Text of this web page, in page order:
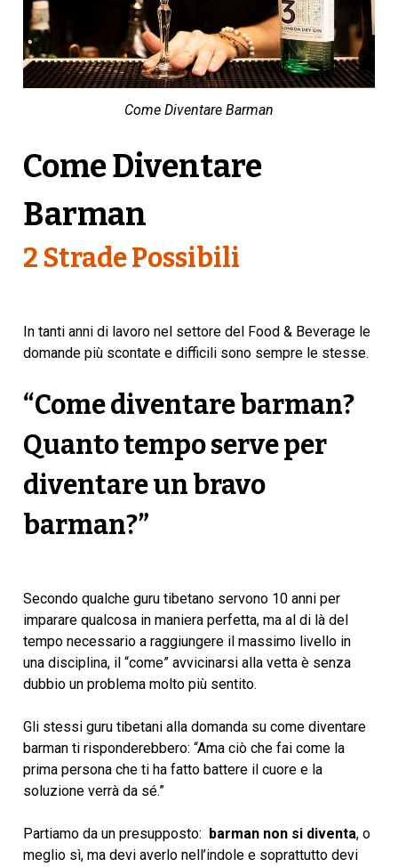
Come Diventare Barman
Come Diventare
Barman
2 Strade Possibili
In tanti anni di lavoro nel settore del Food & Beverage le
domande più scontate e difficili sono sempre le stesse.
“Come diventare barman?
Quanto tempo serve per
diventare un bravo
barman?”
Secondo qualche guru tibetano servono 10 anni per
imparare qualcosa in maniera perfetta, ma al di là del
tempo necessario a raggiungere il massimo livello in
una disciplina, il “come” avvicinarsi alla vetta è senza
dubbio un problema molto più sentito.
Gli stessi guru tibetani alla domanda su come diventare
barman ti risponderebbero: “Ama ciò che fai come la
prima persona che ti ha fatto battere il cuore e la
soluzione verrà da sé.”
Partiamo da un presupposto: barman non si diventa, o
meglio sì, ma devi averlo nell’indole e soprattutto devi